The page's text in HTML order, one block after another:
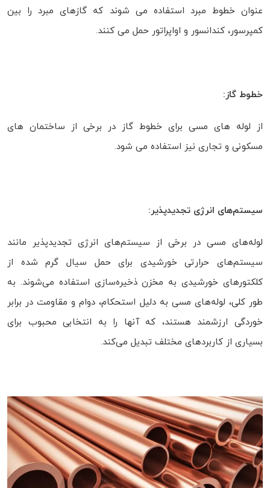
عنوان خطوط مبرد استفاده می شوند که گازهای مبرد را بین
کمپرسور، کندانسور و اواپراتور حمل می کنند.
خطوط گاز:
از لوله های مسی برای خطوط گاز در برخی از ساختمان های
مسکونی و تجاری نیز استفاده می شود.
سیستم‌های انرژی تجدیدپذیر:
لوله‌های مسی در برخی از سیستم‌های انرژی تجدیدپذیر مانند
سیستم‌های حرارتی خورشیدی برای حمل سیال گرم شده از
کلکتورهای خورشیدی به مخزن ذخیره‌سازی استفاده می‌شوند. به
طور کلی، لوله‌های مسی به دلیل استحکام، دوام و مقاومت در برابر
خوردگی ارزشمند هستند، که آنها را به انتخابی محبوب برای
بسیاری از کاربردهای مختلف تبدیل می‌کند.